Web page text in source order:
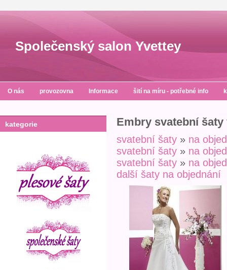
Společenský salon Yvettey
O nás provozovna Informace šití na míru - potřebné info
kategorie Embry svatební šaty
svatební šaty » na
svatební šaty » na
svatební šaty » na
další šaty na objednání